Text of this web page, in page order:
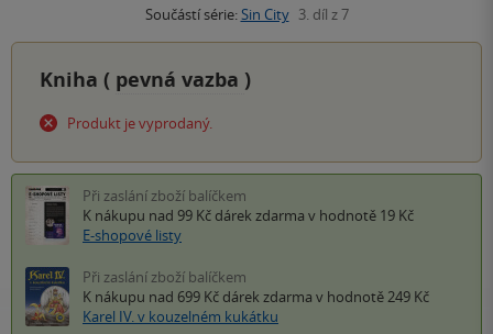
Součástí série:Sin City 3. díl z 7
Kniha ( pevná vazba )
Produkt je vyprodaný.
Při zaslání zboží balíčkem
K nákupu nad 99 Kč dárek zdarma v hodnotě 19 Kč
E-shopové listy
Při zaslání zboží balíčkem
K nákupu nad 699 Kč dárek zdarma v hodnotě 249 Kč
Karel IV. v kouzelném kukátku